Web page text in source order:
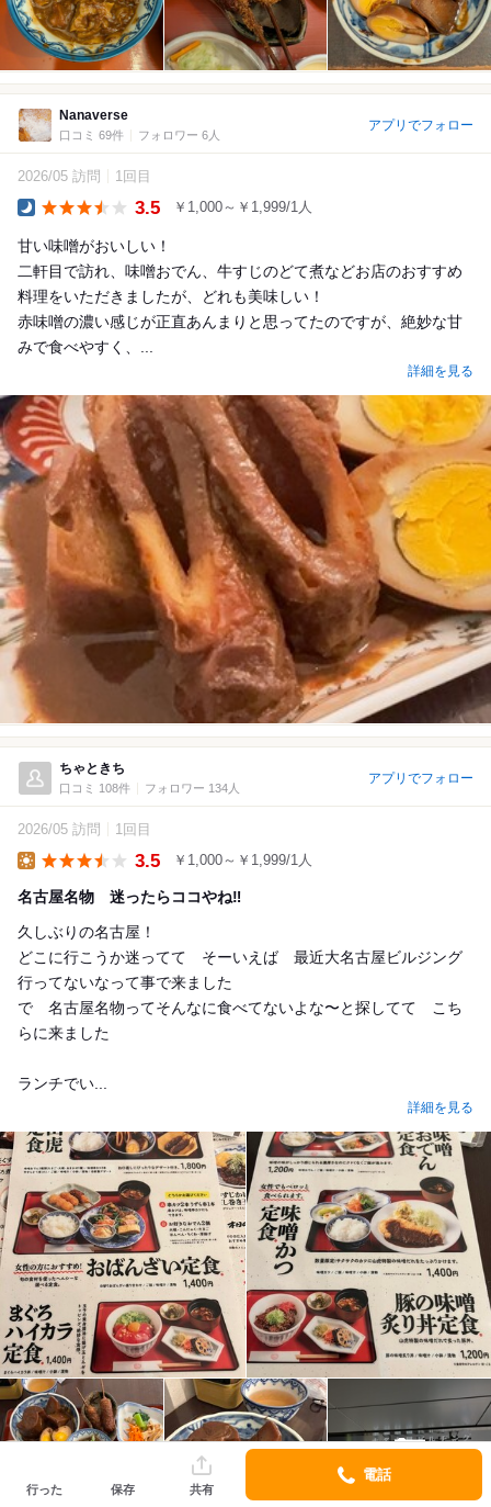
Nanaverse
口コミ 69件 フォロワー 6人
アプリでフォロー
2026/05 訪問 1回目
3.5 ￥1,000～￥1,999/1人
甘い味噌がおいしい！
二軒目で訪れ、味噌おでん、牛すじのどて煮などお店のおすすめ
料理をいただきましたが、どれも美味しい！
赤味噌の濃い感じが正直あんまりと思ってたのですが、絶妙な甘
みで食べやすく、...
詳細を見る
ちゃときち
口コミ 108件 フォロワー 134人
アプリでフォロー
2026/05 訪問 1回目
3.5 ￥1,000～￥1,999/1人
名古屋名物 迷ったらココやね‼️
久しぶりの名古屋！
どこに行こうか迷ってて そーいえば 最近大名古屋ビルジング
行ってないなって事で来ました
で 名古屋名物ってそんなに食べてないよな〜と探してて こち
らに来ました
ランチでい...
詳細を見る
行った 保存 共有
電話